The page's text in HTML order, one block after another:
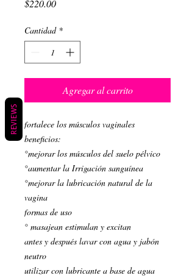
$220.00
Cantidad *
Agregar al carrito
fortalece los músculos vaginales
beneficios:
°mejorar los músculos del suelo pélvico
°aumentar la Irrigación sanguínea
°mejorar la lubricación natural de la
vagina
formas de uso
° masajean estimulan y excitan
antes y después lavar con agua y jabón
neutro
utilizar con lubricante a base de agua
REVIEWS